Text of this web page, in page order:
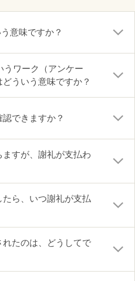
意味ですか？
うワーク（アンケー
ういう意味ですか？
できますか？
すが、謝礼が支払わ
ら、いつ謝礼が支払
たのは、どうしてで